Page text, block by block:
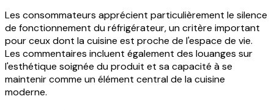
Les consommateurs apprécient particulièrement le silence
de fonctionnement du réfrigérateur, un critère important
pour ceux dont la cuisine est proche de l'espace de vie.
Les commentaires incluent également des louanges sur
l'esthétique soignée du produit et sa capacité à se
maintenir comme un élément central de la cuisine
moderne.